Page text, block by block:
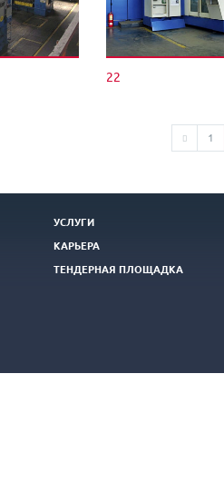
22
1
УСЛУГИ
КАРЬЕРА
ТЕНДЕРНАЯ ПЛОЩАДКА